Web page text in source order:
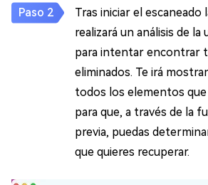
Tras iniciar el escaneado
realizará un análisis de la
para intentar encontrar
eliminados. Te irá
todos los elementos
para que, a través de la
previa, puedas
que quieres recuperar.